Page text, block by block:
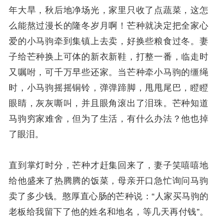
年大旱，秋后地净场光，家里只收了点蔬菜，这怎
么能熬过漫长的隆冬岁月啊！芒种就决定把全家心
爱的小马驹牵到集镇上去卖，好换些粮食过冬。妻
子给芒种换上可体的新衣新鞋，打整一番，临走时
又嘱咐，可千万早些还家。当芒种牵小马驹的缰绳
时，小马驹摇摇铜铃，弹弹蹄脚，甩甩尾巴，瞪瞪
眼睛，灰灰嘶叫，并且眼角滚出了泪珠。芒种知道
马驹穷家难舍，但为了生活，有什么办法？他也掉
了眼泪。
直到掌灯时分，芒种才赶集回来了，妻子笑嘻嘻地
给他盛来了热腾腾的饭菜，母亲开口急忙询问马驹
卖了多少钱。憨厚直心肠的芒种说：“人家买马驹的
老板给我留下了他的姓名和地名，等几天再付钱”。